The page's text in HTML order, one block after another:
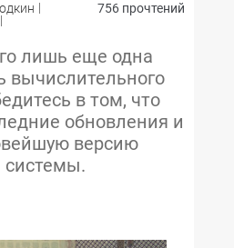
756 прочтений
лишь еще одна
вычислительного
в том, что
обновления и
версию
системы.